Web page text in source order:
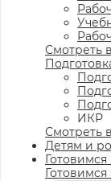
Смотреть
ИКР
Смотреть
Детям и